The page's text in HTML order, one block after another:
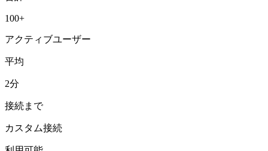
100+
アクティブユーザー
平均
2分
接続まで
カスタム接続